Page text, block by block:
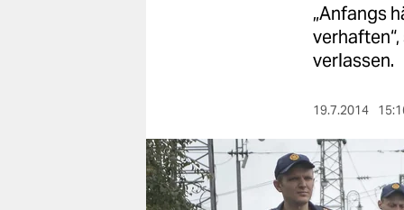
berlin
nord
„Anfangs
verlassen.
19.7.2014